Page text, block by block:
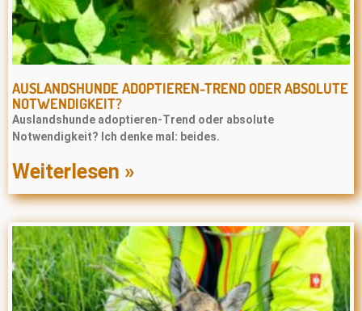
AUSLANDSHUNDE ADOPTIEREN-TREND ODER ABSOLUTE
NOTWENDIGKEIT?
Auslandshunde adoptieren-Trend oder absolute
Notwendigkeit? Ich denke mal: beides.
Weiterlesen »